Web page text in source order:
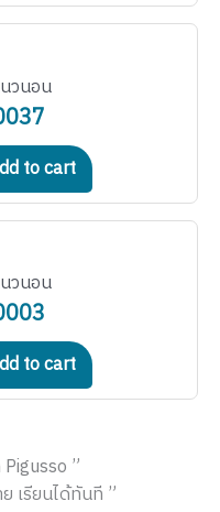
วนอน
to cart
วนอน
to cart
”
เรียนได้ทันที ”